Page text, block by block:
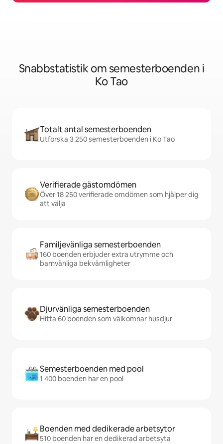
Snabbstatistik om semesterboenden i
Ko Tao
Totalt antal semesterboenden
Utforska 3 250 semesterboenden i Ko Tao
Verifierade gästomdömen
Över 18 250 verifierade omdömen som hjälper dig
att välja
Familjevänliga semesterboenden
160 boenden erbjuder extra utrymme och
barnvänliga bekvämligheter
Djurvänliga semesterboenden
Hitta 60 boenden som välkomnar husdjur
Semesterboenden med pool
1 400 boenden har en pool
Boenden med dedikerade arbetsytor
510 boenden har en dedikerad arbetsyta